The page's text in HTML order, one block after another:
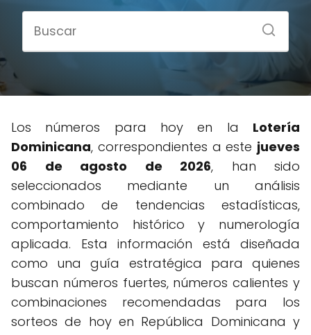
Los números para hoy en la Lotería
Dominicana, correspondientes a este jueves
06 de agosto de 2026, han sido
seleccionados mediante un análisis
combinado de tendencias estadísticas,
comportamiento histórico y numerología
aplicada. Esta información está diseñada
como una guía estratégica para quienes
buscan números fuertes, números calientes y
combinaciones recomendadas para los
sorteos de hoy en República Dominicana y